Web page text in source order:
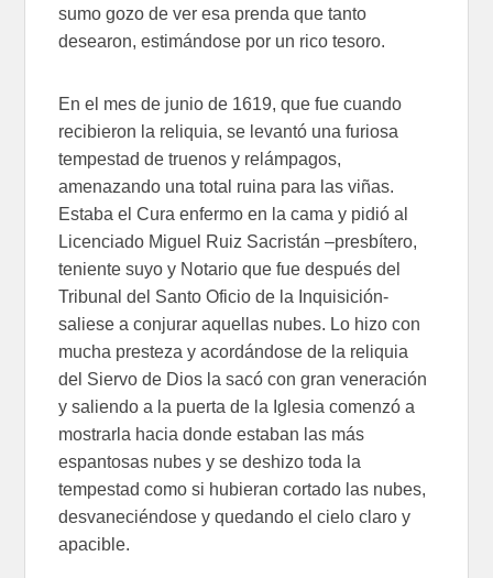
sumo gozo de ver esa prenda que tanto
desearon, estimándose por un rico tesoro.
En el mes de junio de 1619, que fue cuando
recibieron la reliquia, se levantó una furiosa
tempestad de truenos y relámpagos,
amenazando una total ruina para las viñas.
Estaba el Cura enfermo en la cama y pidió al
Licenciado Miguel Ruiz Sacristán –presbítero,
teniente suyo y Notario que fue después del
Tribunal del Santo Oficio de la Inquisición-
saliese a conjurar aquellas nubes. Lo hizo con
mucha presteza y acordándose de la reliquia
del Siervo de Dios la sacó con gran veneración
y saliendo a la puerta de la Iglesia comenzó a
mostrarla hacia donde estaban las más
espantosas nubes y se deshizo toda la
tempestad como si hubieran cortado las nubes,
desvaneciéndose y quedando el cielo claro y
apacible.